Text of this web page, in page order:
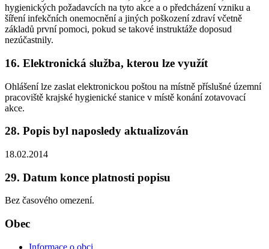
hygienických požadavcích na tyto akce a o předcházení vzniku a
šíření infekčních onemocnění a jiných poškození zdraví včetně
základů první pomoci, pokud se takové instruktáže doposud
nezúčastnily.
16. Elektronická služba, kterou lze využít
Ohlášení lze zaslat elektronickou poštou na místně příslušné územní
pracoviště krajské hygienické stanice v místě konání zotavovací
akce.
28. Popis byl naposledy aktualizován
18.02.2014
29. Datum konce platnosti popisu
Bez časového omezení.
Obec
Informace o obci